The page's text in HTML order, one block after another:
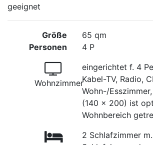
geeignet
Größe
Personen
65 qm
4 P
Wohnzimmer
eingerichtet f. 4
Kabel-TV, Radio,
Wohn-/
(140 x 200) ist
Wohnbereich
2 Schlafzimmer